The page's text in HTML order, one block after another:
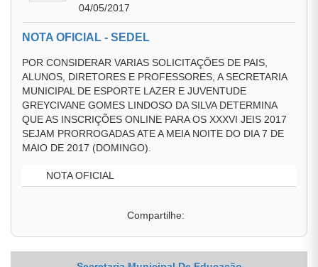
04/05/2017
NOTA OFICIAL - SEDEL
POR CONSIDERAR VARIAS SOLICITAÇÕES DE PAIS,
ALUNOS, DIRETORES E PROFESSORES, A SECRETARIA
MUNICIPAL DE ESPORTE LAZER E JUVENTUDE
GREYCIVANE GOMES LINDOSO DA SILVA DETERMINA
QUE AS INSCRIÇÕES ONLINE PARA OS XXXVI JEIS 2017
SEJAM PRORROGADAS ATE A MEIA NOITE DO DIA 7 DE
MAIO DE 2017 (DOMINGO).
NOTA OFICIAL
Compartilhe: